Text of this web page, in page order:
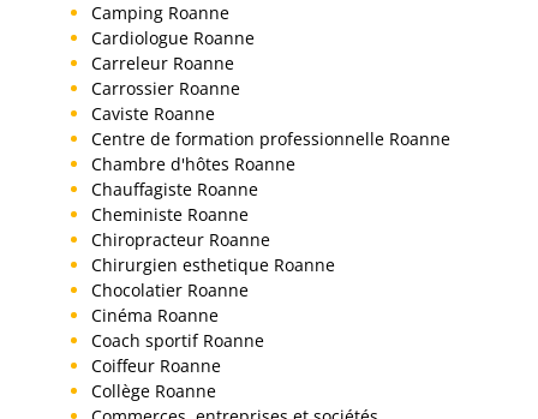
Camping Roanne
Cardiologue Roanne
Carreleur Roanne
Carrossier Roanne
Caviste Roanne
Centre de formation professionnelle Roanne
Chambre d'hôtes Roanne
Chauffagiste Roanne
Cheministe Roanne
Chiropracteur Roanne
Chirurgien esthetique Roanne
Chocolatier Roanne
Cinéma Roanne
Coach sportif Roanne
Coiffeur Roanne
Collège Roanne